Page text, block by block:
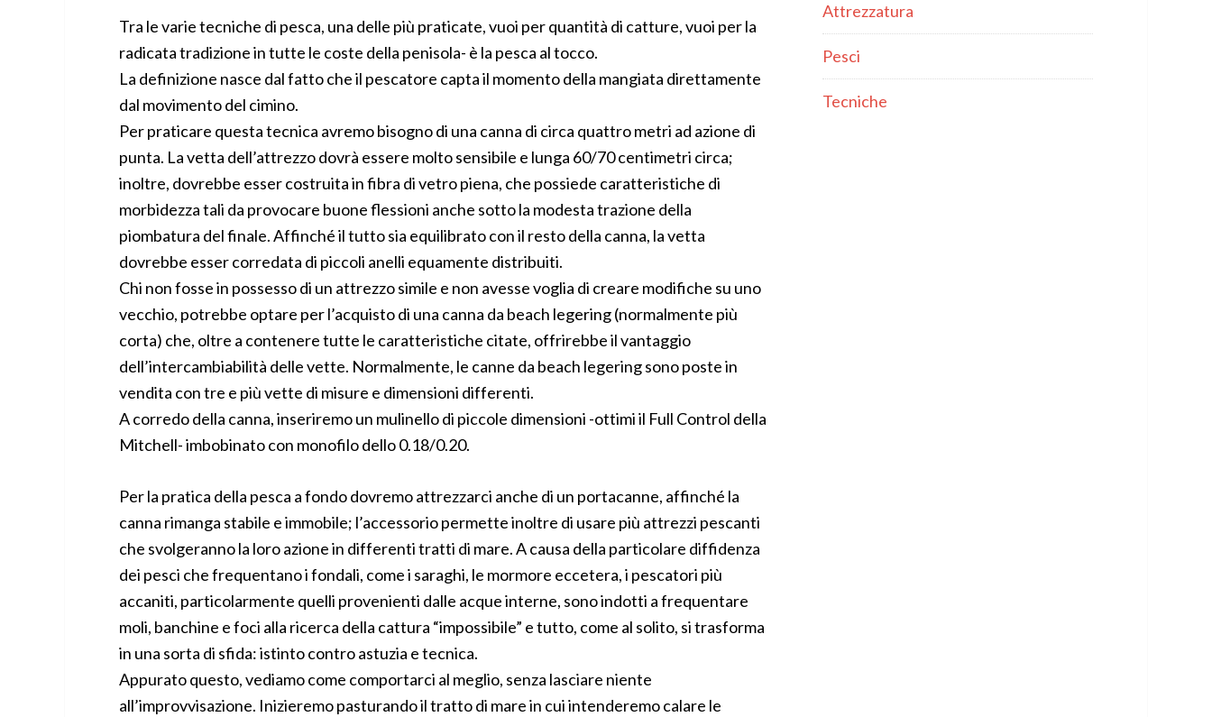
Tra le varie tecniche di pesca, una delle più praticate, vuoi per quantità di catture, vuoi per la
radicata tradizione in tutte le coste della penisola- è la pesca al tocco.
La definizione nasce dal fatto che il pescatore capta il momento della mangiata direttamente
dal movimento del cimino.
Per praticare questa tecnica avremo bisogno di una canna di circa quattro metri ad azione di
punta. La vetta dell’attrezzo dovrà essere molto sensibile e lunga 60/70 centimetri circa;
inoltre, dovrebbe esser costruita in fibra di vetro piena, che possiede caratteristiche di
morbidezza tali da provocare buone flessioni anche sotto la modesta trazione della
piombatura del finale. Affinché il tutto sia equilibrato con il resto della canna, la vetta
dovrebbe esser corredata di piccoli anelli equamente distribuiti.
Chi non fosse in possesso di un attrezzo simile e non avesse voglia di creare modifiche su uno
vecchio, potrebbe optare per l’acquisto di una canna da beach legering (normalmente più
corta) che, oltre a contenere tutte le caratteristiche citate, offrirebbe il vantaggio
dell’intercambiabilità delle vette. Normalmente, le canne da beach legering sono poste in
vendita con tre e più vette di misure e dimensioni differenti.
A corredo della canna, inseriremo un mulinello di piccole dimensioni -ottimi il Full Control della
Mitchell- imbobinato con monofilo dello 0.18/0.20.
Per la pratica della pesca a fondo dovremo attrezzarci anche di un portacanne, affinché la
canna rimanga stabile e immobile; l’accessorio permette inoltre di usare più attrezzi pescanti
che svolgeranno la loro azione in differenti tratti di mare. A causa della particolare diffidenza
dei pesci che frequentano i fondali, come i saraghi, le mormore eccetera, i pescatori più
accaniti, particolarmente quelli provenienti dalle acque interne, sono indotti a frequentare
moli, banchine e foci alla ricerca della cattura “impossibile” e tutto, come al solito, si trasforma
in una sorta di sfida: istinto contro astuzia e tecnica.
Appurato questo, vediamo come comportarci al meglio, senza lasciare niente
all’improvvisazione. Inizieremo pasturando il tratto di mare in cui intenderemo calare le
Attrezzatura
Pesci
Tecniche